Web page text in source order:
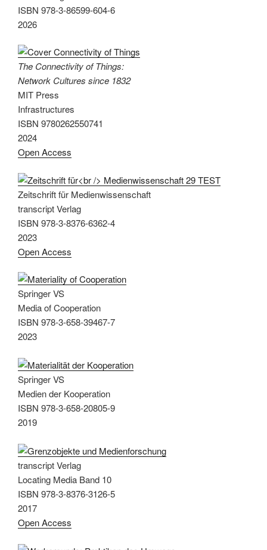
ISBN 978-3-86599-604-6
2026
The Connectivity of Things:
Network Cultures since 1832
MIT Press
Infrastructures
ISBN 9780262550741
2024
Open Access
Zeitschrift für Medienwissenschaft
transcript Verlag
ISBN 978-3-8376-6362-4
2023
Open Access
Springer VS
Media of Cooperation
ISBN 978-3-658-39467-7
2023
Springer VS
Medien der Kooperation
ISBN 978-3-658-20805-9
2019
transcript Verlag
Locating Media Band 10
ISBN 978-3-8376-3126-5
2017
Open Access